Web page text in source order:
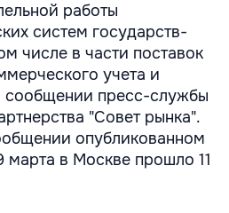
работы
систем государств-
числе в части поставок
учета и
сообщении пресс-службы
"Совет рынка".
опубликованном
марта в Москве прошло 11